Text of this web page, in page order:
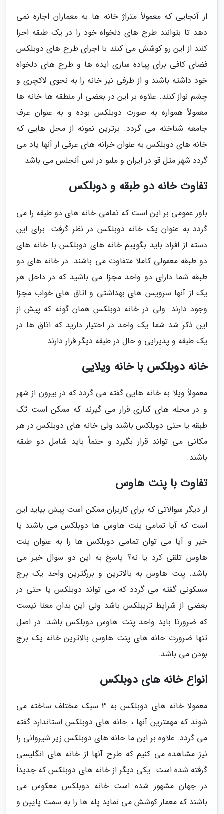
از آنجایی که معمولاً متراژ خانه ها به معماران اجازه نمی
دهد تا بتوانند طرح های دلخواه خود را در یک طبقه اجرا
کنند از این رو کوشش می کنند با اجرای طرح های دوبلکس
فضای کافی برای پیاده سازی ایده ها و طرح های دلخواه
خود داشته باشند و از طرفی نیز خانه را به نحوی لاکچری و
چشم نواز کنند. علاوه بر این در بعضی از منطقه ها خانه ها
معمولاً همواره به صورت دوبلکس بوده و به عنوان عرف
جامعه شناخته می گردد. برترین نمونه از محل هایی که
خانه های دوبلکس به عنوان خرانه های عرفی از آنها یاد می
گردد شهر متل قو در ایران و ملبو در لس آنجلس می باشد
تفاوت خانه دو طبقه و دوبلکس
باور عمومی بر این است که تمامی خانه های دو طبقه را می
گردد به عنوان یک خانه دوبلکس در نظر گرفت. برای این
دسته از افراد باید بگوییم خانه های دوبلکس با خانه های
دو طبقه معمولی کاملا متفاوت می باشند. در خانه های دو
طبقه شما دارای دو واحد مجزا می باشید که در داخل هر
یک از آنها سرویس های بهداشتی و اتاق های خواب مجزا
وجود دارند. ولی در خانه دوبلکس همان گونه که پیش از
این ذکر شد شما یک واحد در اختیار دارید که اتاق ها در
یک طبقه و پذیرایی و حال در طبقه دیگر قرار دارند.
خانه دوبلکس با خانه ویلایی
معمولاً ویلا به خانه هایی گفته می گردد که در بیرون از شهر
و در محله های کناری قرار می گیرند که ممکن است تک
طبقه یا حتی دوبلکس باشند ولی خانه های دوبلکس در هر
مکانی می تواند قرار بگیرد و حتماً باید شامل دو طبقه
باشند.
تفاوت با پنت هاوس
از دیگر سوالاتی که برای کاربران ممکن است پیش بیاید این
است که آیا تمامی پنت هاوس ها دوبلکس می باشند یا
خیر و آیا می توان تمامی دوبلکس ها را به عنوان پنت
هاوس تلقی کرد یا نه؟ پاسخ به این دو سوال خیر می
باشد. پنت هاوس به بالاترین و بزرگترین واحد یک برج
مسکونی گفته می گردد که می تواند دوبلکس یا حتی در
بعضی از شرایط تریبلکس باشد ولی این بدان معنا نیست
که ضرورتا باید واحد پنت هاوس دوبلکس باشد. در اصل
تنها ضرورت خانه های پنت هاوس بالاترین خانه یک برج
بودن می باشد.
انواع خانه های دوبلکس
معمولا خانه های دوبلکس به 3 سبک مختلف ساخته می
شوند که مهمترین آنها ، خانه های دوبلکس استاندارد گفته
می گردد. علاوه بر این ما خانه های دوبلکس زیر شیروانی را
نیز مشاهده می کنیم که طرح آنها از خانه های انگلیسی
گرفته شده است. یکی دیگر از خانه های دوبلکس که جدیداً
در جهان مشهور شده است خانه دوبلکس معکوس می
باشند که معمار کوشش می نماید پله ها را به سمت پایین و